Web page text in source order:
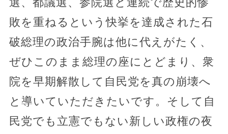
敗を重ねるという快挙を達成された石
破総理の政治手腕は他に代えがたく、
ぜひこのまま総理の座にとどまり、衆
院を早期解散して自民党を真の崩壊へ
と導いていただきたいです。そして自
民党でも立憲でもない新しい政権の夜